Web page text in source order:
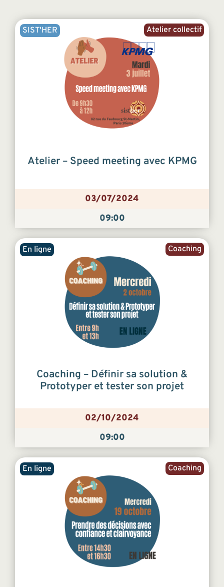
Atelier collectif
SIST'HER
Atelier – Speed meeting avec KPMG
03/07/2024
09:00
Coaching
En ligne
Coaching – Définir sa solution &
Prototyper et tester son projet
02/10/2024
09:00
Coaching
En ligne